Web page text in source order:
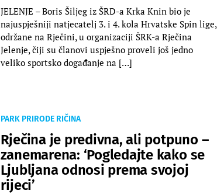
JELENJE – Boris Šiljeg iz ŠRD-a Krka Knin bio je
najuspješniji natjecatelj 3. i 4. kola Hrvatske Spin lige,
održane na Rječini, u organizaciji ŠRK-a Rječina
Jelenje, čiji su članovi uspješno proveli još jedno
veliko sportsko događanje na […]
PARK PRIRODE RIČINA
Rječina je predivna, ali potpuno –
zanemarena: ‘Pogledajte kako se
Ljubljana odnosi prema svojoj
rijeci’